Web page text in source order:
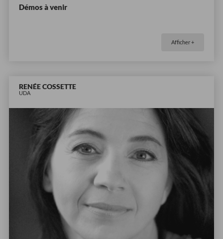
Démos à venir
Afficher +
RENÉE COSSETTE
UDA